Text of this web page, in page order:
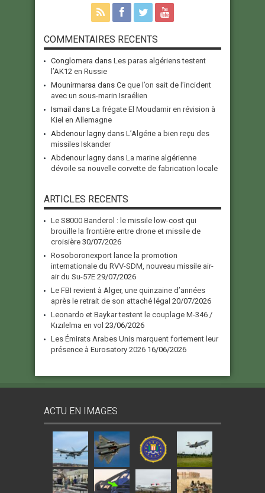
COMMENTAIRES RECENTS
Conglomera dans Les paras algériens testent
l’AK12 en Russie
Mounirmarsa dans Ce que l’on sait de l’incident
avec un sous-marin Israélien
Ismail dans La frégate El Moudamir en révision à
Kiel en Allemagne
Abdenour lagny dans L’Algérie a bien reçu des
missiles Iskander
Abdenour lagny dans La marine algérienne
dévoile sa nouvelle corvette de fabrication locale
ARTICLES RECENTS
Le S8000 Banderol : le missile low-cost qui
brouille la frontière entre drone et missile de
croisière 30/07/2026
Rosoboronexport lance la promotion
internationale du RVV-SDM, nouveau missile air-
air du Su-57E 29/07/2026
Le FBI revient à Alger, une quinzaine d’années
après le retrait de son attaché légal 20/07/2026
Leonardo et Baykar testent le couplage M-346 /
Kızılelma en vol 23/06/2026
Les Émirats Arabes Unis marquent fortement leur
présence à Eurosatory 2026 16/06/2026
ACTU EN IMAGES